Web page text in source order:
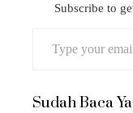
Subscribe to
Sudah Baca